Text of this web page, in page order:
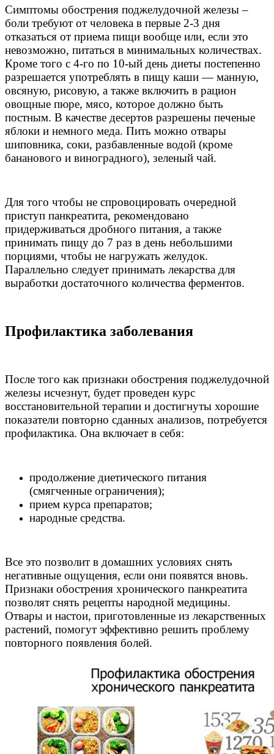
Симптомы обострения поджелудочной железы –
боли требуют от человека в первые 2-3 дня
отказаться от приема пищи вообще или, если это
невозможно, питаться в минимальных количествах.
Кроме того с 4-го по 10-ый день диеты постепенно
разрешается употреблять в пищу каши — манную,
овсяную, рисовую, а также включить в рацион
овощные пюре, мясо, которое должно быть
постным. В качестве десертов разрешены печеные
яблоки и немного меда. Пить можно отвары
шиповника, соки, разбавленные водой (кроме
бананового и виноградного), зеленый чай.
Для того чтобы не спровоцировать очередной
приступ панкреатита, рекомендовано
придерживаться дробного питания, а также
принимать пищу до 7 раз в день небольшими
порциями, чтобы не нагружать желудок.
Параллельно следует принимать лекарства для
выработки достаточного количества ферментов.
Профилактика заболевания
После того как признаки обострения поджелудочной
железы исчезнут, будет проведен курс
восстановительной терапии и достигнуты хорошие
показатели повторно сданных анализов, потребуется
профилактика. Она включает в себя:
продолжение диетического питания
(смягченные ограничения);
прием курса препаратов;
народные средства.
Все это позволит в домашних условиях снять
негативные ощущения, если они появятся вновь.
Признаки обострения хронического панкреатита
позволят снять рецепты народной медицины.
Отвары и настои, приготовленные из лекарственных
растений, помогут эффективно решить проблему
повторного появления болей.